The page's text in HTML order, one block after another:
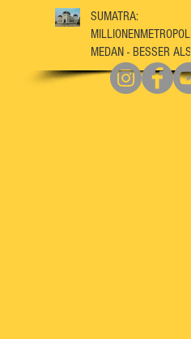
SUMATRA:
MILLIONENMETROPOLE
MEDAN - BESSER ALS
IHR RUF?